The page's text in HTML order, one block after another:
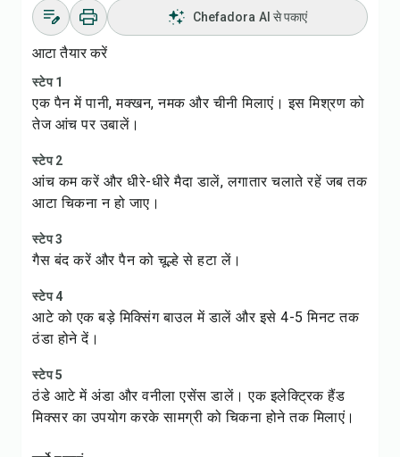
Chefadora AI से पकाएं
आटा तैयार करें
स्टेप 1
एक पैन में पानी, मक्खन, नमक और चीनी मिलाएं। इस मिश्रण को
तेज आंच पर उबालें।
स्टेप 2
आंच कम करें और धीरे-धीरे मैदा डालें, लगातार चलाते रहें जब तक
आटा चिकना न हो जाए।
स्टेप 3
गैस बंद करें और पैन को चूल्हे से हटा लें।
स्टेप 4
आटे को एक बड़े मिक्सिंग बाउल में डालें और इसे 4-5 मिनट तक
ठंडा होने दें।
स्टेप 5
ठंडे आटे में अंडा और वनीला एसेंस डालें। एक इलेक्ट्रिक हैंड
मिक्सर का उपयोग करके सामग्री को चिकना होने तक मिलाएं।